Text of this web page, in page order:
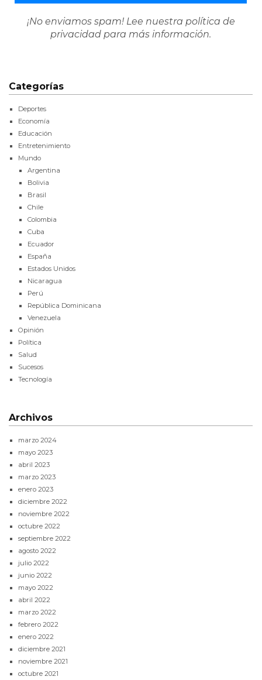
¡No enviamos spam! Lee nuestra política de
privacidad para más información.
Categorías
Deportes
Economía
Educación
Entretenimiento
Mundo
Argentina
Bolivia
Brasil
Chile
Colombia
Cuba
Ecuador
España
Estados Unidos
Nicaragua
Perú
República Dominicana
Venezuela
Opinión
Política
Salud
Sucesos
Tecnología
Archivos
marzo 2024
mayo 2023
abril 2023
marzo 2023
enero 2023
diciembre 2022
noviembre 2022
octubre 2022
septiembre 2022
agosto 2022
julio 2022
junio 2022
mayo 2022
abril 2022
marzo 2022
febrero 2022
enero 2022
diciembre 2021
noviembre 2021
octubre 2021